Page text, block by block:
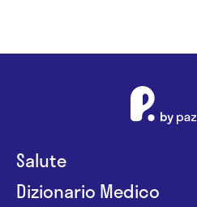
Salute
Dizionario Medico